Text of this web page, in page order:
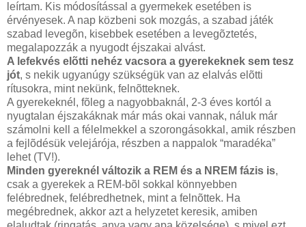
leírtam. Kis módosítással a gyermekek esetében is
érvényesek. A nap közbeni sok mozgás, a szabad játék
szabad levegõn, kisebbek esetében a levegõztetés,
megalapozzák a nyugodt éjszakai alvást.
A lefekvés elõtti nehéz vacsora a gyerekeknek sem tesz
jót, s nekik ugyanúgy szükségük van az elalvás elõtti
rítusokra, mint nekünk, felnõtteknek.
A gyerekeknél, fõleg a nagyobbaknál, 2-3 éves kortól a
nyugtalan éjszakáknak már más okai vannak, náluk már
számolni kell a félelmekkel a szorongásokkal, amik részben
a fejlõdésük velejárója, részben a nappalok “maradéka”
lehet (TV!).
Minden gyereknél változik a REM és a NREM fázis is,
csak a gyerekek a REM-bõl sokkal könnyebben
felébrednek, felébredhetnek, mint a felnõttek. Ha
megébrednek, akkor azt a helyzetet keresik, amiben